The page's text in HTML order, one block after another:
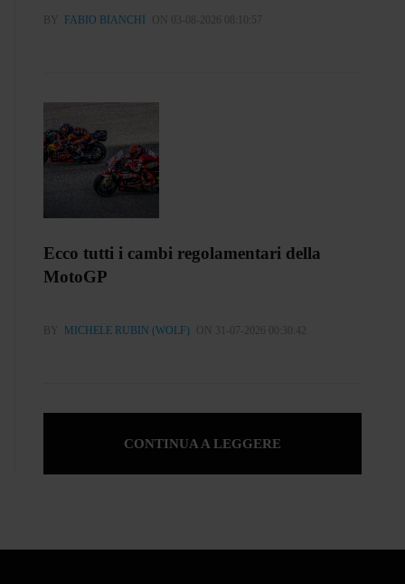
BY FABIO BIANCHI ON 03-08-2026 08:10:57
Ecco tutti i cambi regolamentari della
MotoGP
BY MICHELE RUBIN (WOLF) ON 31-07-2026 00:30:42
CONTINUA A LEGGERE